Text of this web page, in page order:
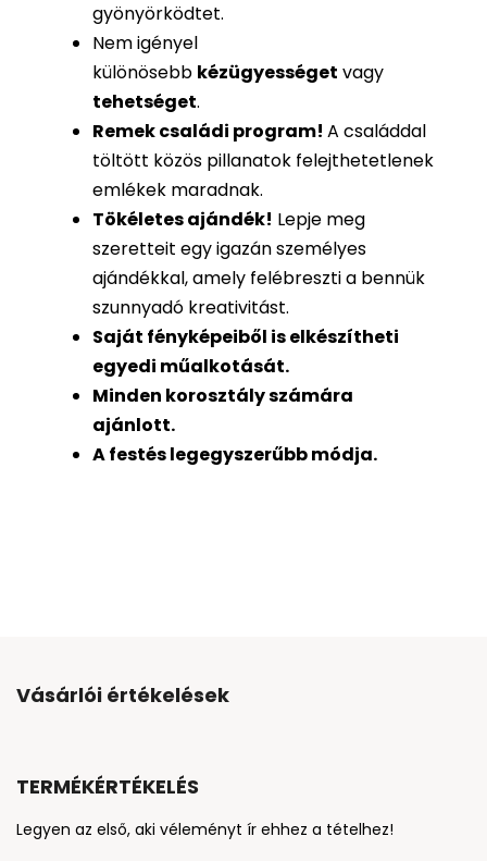
gyönyörködtet.
Nem igényel
különösebb kézügyességet vagy
tehetséget.
Remek családi program! A családdal
töltött közös pillanatok felejthetetlenek
emlékek maradnak.
Tökéletes ajándék! Lepje meg
szeretteit egy igazán személyes
ajándékkal, amely felébreszti a bennük
szunnyadó kreativitást.
Saját fényképeiből iselkészítheti
egyedi műalkotását.
Minden korosztály számára
ajánlott.
A festés legegyszerűbb módja.
Vásárlói értékelések
TERMÉKÉRTÉKELÉS
Legyen az első, aki véleményt ír ehhez a tételhez!